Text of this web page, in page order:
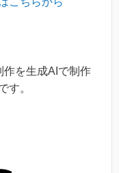
作を生成AIで制作
す。